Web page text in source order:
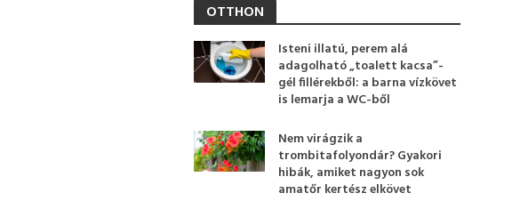
OTTHON
Isteni illatú, perem alá
adagolható „toalett kacsa”-
gél fillérekből: a barna vízkövet
is lemarja a WC-ből
Nem virágzik a
trombitafolyondár? Gyakori
hibák, amiket nagyon sok
amatőr kertész elkövet